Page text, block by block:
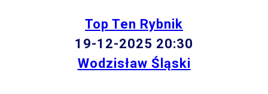
Top Ten Rybnik
19-12-2025 20:30
Wodzisław Śląski